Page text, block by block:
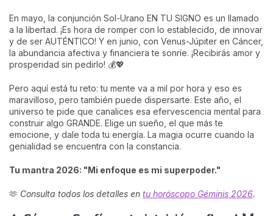
En mayo, la conjunción Sol-Urano EN TU SIGNO es un llamado
a la libertad. ¡Es hora de romper con lo establecido, de innovar
y de ser AUTÉNTICO! Y en junio, con Venus-Júpiter en Cáncer,
la abundancia afectiva y financiera te sonríe. ¡Recibirás amor y
prosperidad sin pedirlo! 💰💖
Pero aquí está tu reto: tu mente va a mil por hora y eso es
maravilloso, pero también puede dispersarte. Este año, el
universo te pide que canalices esa efervescencia mental para
construir algo GRANDE. Elige un sueño, el que más te
emocione, y dale toda tu energía. La magia ocurre cuando la
genialidad se encuentra con la constancia.
Tu mantra 2026: "Mi enfoque es mi superpoder."
🫶 Consulta todos los detalles en tu horóscopo Géminis 2026.